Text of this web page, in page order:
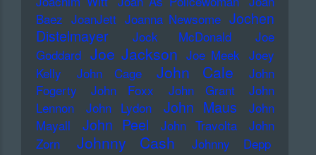
Baez JoanJett Joanna Newsome Jochen
Distelmayer
Jock McDonald
Joe
Goddard Joe Jackson Joe Meek Joey
Kelly
John Cage John Cale
John
Fogerty
John Foxx John Grant
John
Lennon
John Lydon John Maus
John
Mayall
John Peel John Travolta
John
Zorn
Johnny Cash Johnny Depp